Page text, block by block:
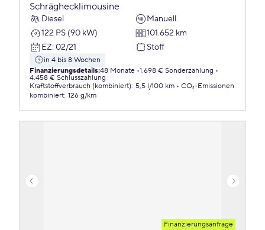
Schräghecklimousine
Diesel
Manuell
122 PS (90 kW)
101.652 km
EZ: 02/21 Stoff
in 4 bis 8 Wochen
Finanzierungsdetails:48 Monate 1.698 € Sonderzahlung
4.458 € Schlusszahlung
Kraftstoffverbrauch (kombiniert): 5,5 l/100 km
CO₂-Emissionen
kombiniert: 126 g/km
Finanzierungsanfrage